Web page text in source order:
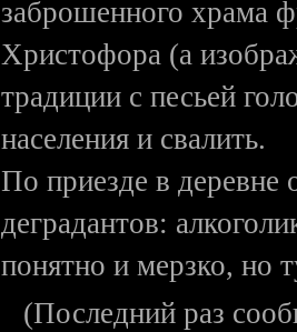
заброшенного храма
Христофора (а
традиции с песьей
населения и свалить.
По приезде в деревне
деградантов:
понятно и мерзко, но
(Последний раз